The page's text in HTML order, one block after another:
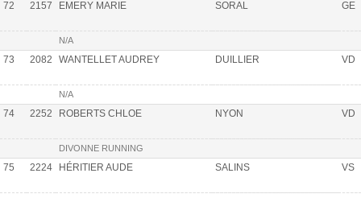
72 2157 EMERY MARIE SORAL GE
N/A
73 2082 WANTELLET AUDREY DUILLIER VD
N/A
74 2252 ROBERTS CHLOE NYON VD
DIVONNE RUNNING
75 2224 HÉRITIER AUDE SALINS VS